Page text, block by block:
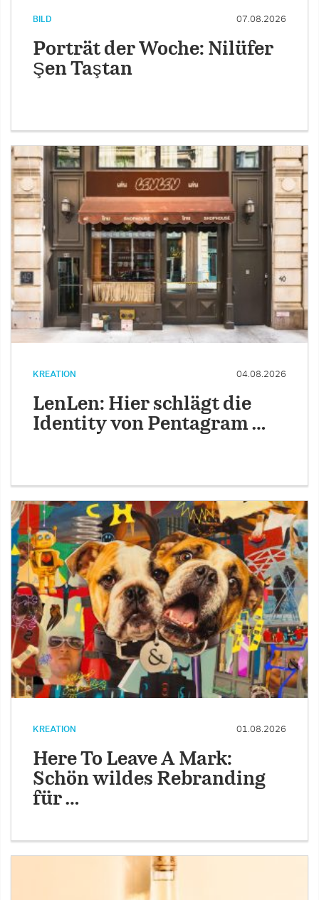
BILD 07.08.2026
Porträt der Woche: Nilüfer
Şen Taştan
KREATION 04.08.2026
LenLen: Hier schlägt die
Identity von Pentagram …
KREATION 01.08.2026
Here To Leave A Mark:
Schön wildes Rebranding
für …